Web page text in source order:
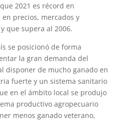
2021 es récord en
precios, mercados y
que supera al 2006.
se posicionó de forma
la gran demanda del
disponer de mucho ganado en
fuerte y un sistema sanitario
en el ámbito local se produjo
productivo agropecuario
menos ganado veterano,